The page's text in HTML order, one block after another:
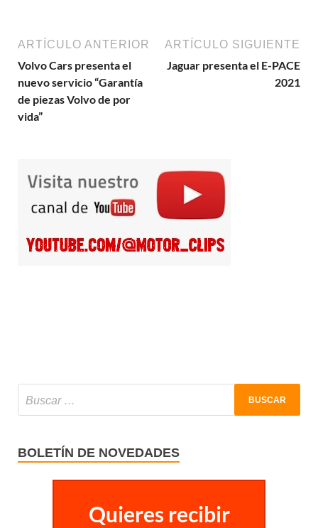
ARTÍCULO ANTERIOR
Volvo Cars presenta el
nuevo servicio “Garantía
de piezas Volvo de por
vida”
ARTÍCULO SIGUIENTE
Jaguar presenta el E-PACE
2021
BOLETÍN DE NOVEDADES
Quieres recibir